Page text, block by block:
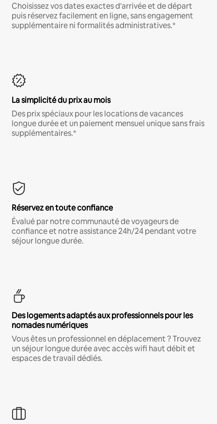
Choisissez vos dates exactes d'arrivée et de départ
puis réservez facilement en ligne, sans engagement
supplémentaire ni formalités administratives.*
La simplicité du prix au mois
Des prix spéciaux pour les locations de vacances
longue durée et un paiement mensuel unique sans frais
supplémentaires.*
Réservez en toute confiance
Évalué par notre communauté de voyageurs de
confiance et notre assistance 24h/24 pendant votre
séjour longue durée.
Des logements adaptés aux professionnels pour les
nomades numériques
Vous êtes un professionnel en déplacement ? Trouvez
un séjour longue durée avec accès wifi haut débit et
espaces de travail dédiés.